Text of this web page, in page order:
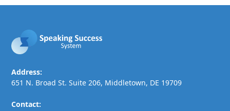
Address:
651 N. Broad St. Suite 206, Middletown, DE 19709
Contact: